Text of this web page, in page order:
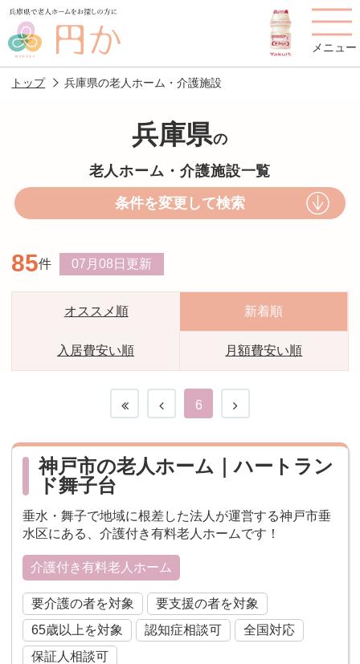
メニュー
老人ホームを
円かについて 費用について
老人ホームの種類
スタッフ紹介
おすすめ施設特集 施設関係者の方へ
トップ 兵庫県の老人ホーム・介護施設
兵庫県の
老人ホーム・介護施設一覧
条件を変更して検索
85件 07月08日 更新
オススメ順 新着順
入居費安い順 月額費安い順
6
神戸市の老人ホーム｜ハートラン
ド舞子台
垂水・舞子で地域に根差した法人が運営する神戸市垂
水区にある、介護付き有料老人ホームです！
介護付き有料老人ホーム
要介護の者を対象
要支援の者を対象
65歳以上を対象
認知症相談可
全国対応
保証人相談可